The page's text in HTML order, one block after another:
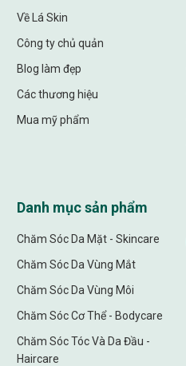
Về Lá Skin
Công ty chủ quản
Blog làm đẹp
Các thương hiệu
Mua mỹ phẩm
Danh mục sản phẩm
Chăm Sóc Da Mặt - Skincare
Chăm Sóc Da Vùng Mắt
Chăm Sóc Da Vùng Môi
Chăm Sóc Cơ Thể - Bodycare
Chăm Sóc Tóc Và Da Đầu -
Haircare